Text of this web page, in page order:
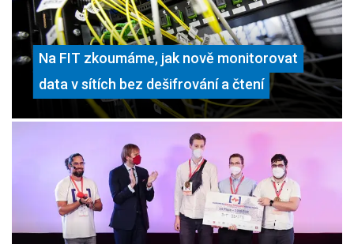
Na FIT zkoumáme, jak nově monitorovat
data v sítích bez dešifrování a čtení